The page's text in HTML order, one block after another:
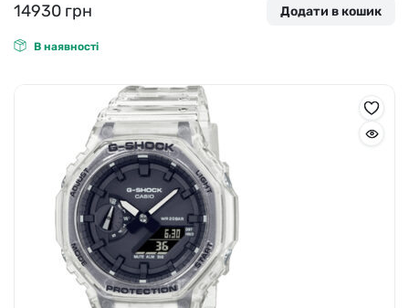
14930 грн Додати в кошик
В наявності